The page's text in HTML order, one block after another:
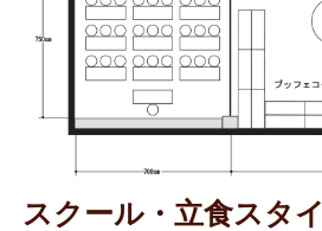
スクール・立食スタ